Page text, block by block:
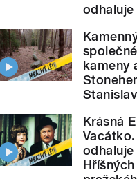
kameny
Krásná